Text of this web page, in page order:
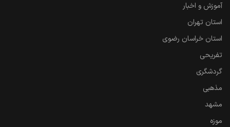
آموزش و اخبار
استان تهران
استان خراسان رضوی
تفریحی
گردشگری
مذهبی
مشهد
موزه